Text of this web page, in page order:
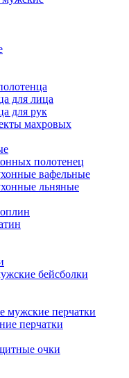
для лица
для рук
махровых
полотенец
вафельные
льняные
бейсболки
мужские перчатки
перчатки
очки